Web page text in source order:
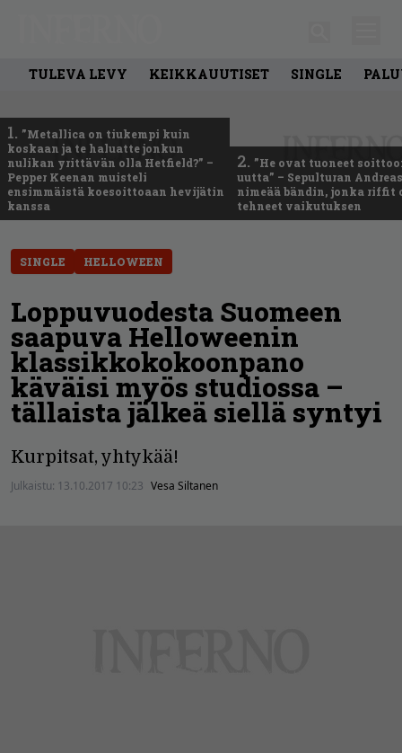
TULEVA LEVY KEIKKAUUTISET SINGLE
1. ”Metallica on tiukempi kuin
koskaan ja te haluatte jonkun
nulikan yrittävän olla Hetfield?” –
Pepper Keenan muisteli
ensimmäistä koesoittoaan hevijätin
kanssa
2. ”He ovat tuoneet
uutta” – Sepulturan
nimeää bändin, jonka riffit
tehneet vaikutuksen
SINGLE HELLOWEEN
Loppuvuodesta Suomeen
saapuva Helloweenin
klassikkokokoonpano
käväisi myös studiossa –
tällaista jälkeä siellä syntyi
Kurpitsat, yhtykää!
Julkaistu: 13.10.2017 10:23 Vesa Siltanen